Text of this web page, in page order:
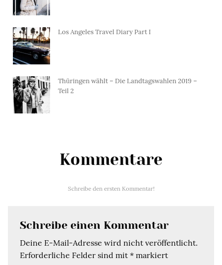
Los Angeles Travel Diary Part I
Thüringen wählt – Die Landtagswahlen 2019 –
Teil 2
Kommentare
Schreibe den ersten Kommentar!
Schreibe einen Kommentar
Deine E-Mail-Adresse wird nicht veröffentlicht.
Erforderliche Felder sind mit * markiert